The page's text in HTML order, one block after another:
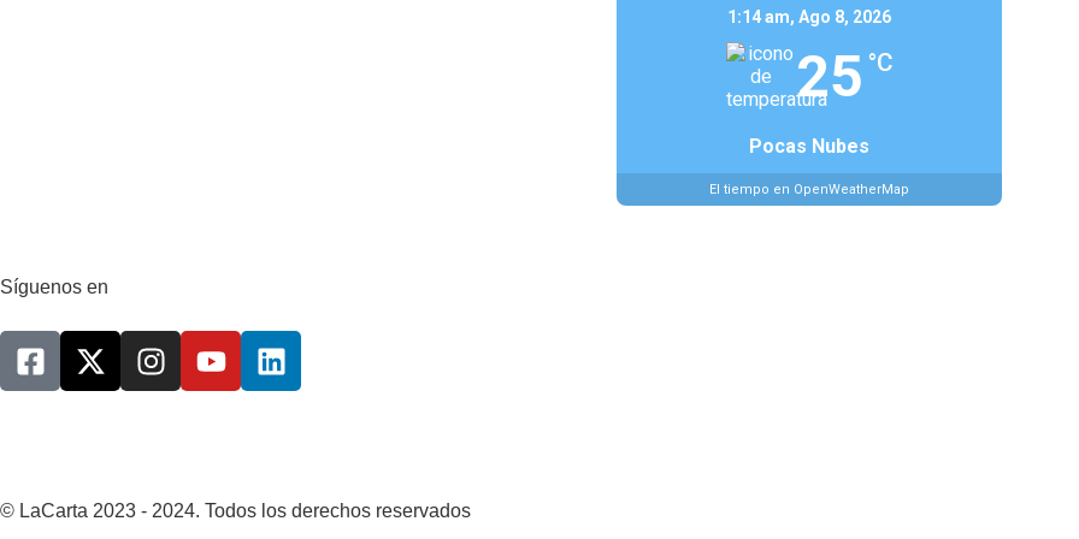
1:14 am, Ago 8, 2026
25 °C
Pocas Nubes
El tiempo en OpenWeatherMap
Síguenos en
© LaCarta 2023 - 2024. Todos los derechos reservados